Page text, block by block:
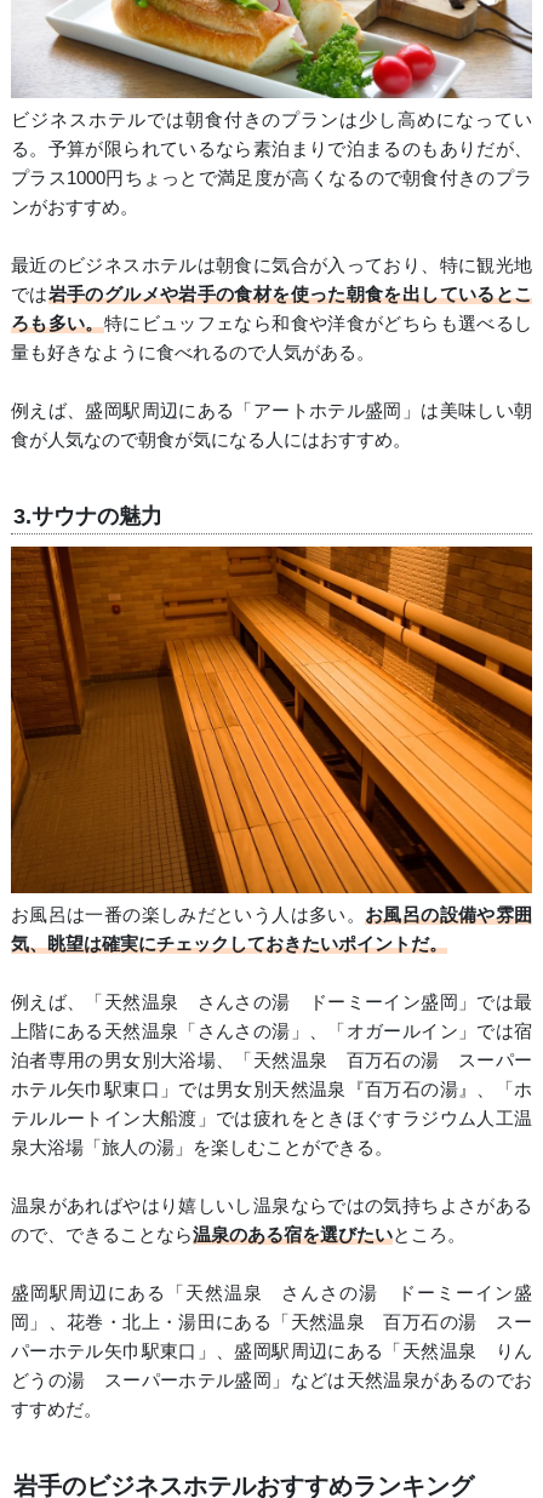
ビジネスホテルでは朝食付きのプランは少し高めになってい
る。予算が限られているなら素泊まりで泊まるのもありだが、
プラス1000円ちょっとで満足度が高くなるので朝食付きのプラ
ンがおすすめ。
最近のビジネスホテルは朝食に気合が入っており、特に観光地
では岩手のグルメや岩手の食材を使った朝食を出しているとこ
ろも多い。特にビュッフェなら和食や洋食がどちらも選べるし
量も好きなように食べれるので人気がある。
例えば、盛岡駅周辺にある「アートホテル盛岡」は美味しい朝
食が人気なので朝食が気になる人にはおすすめ。
3.サウナの魅力
お風呂は一番の楽しみだという人は多い。お風呂の設備や雰囲
気、眺望は確実にチェックしておきたいポイントだ。
例えば、「天然温泉 さんさの湯 ドーミーイン盛岡」では最
上階にある天然温泉「さんさの湯」、「オガールイン」では宿
泊者専用の男女別大浴場、「天然温泉 百万石の湯 スーパー
ホテル矢巾駅東口」では男女別天然温泉『百万石の湯』、「ホ
テルルートイン大船渡」では疲れをときほぐすラジウム人工温
泉大浴場「旅人の湯」を楽しむことができる。
温泉があればやはり嬉しいし温泉ならではの気持ちよさがある
ので、できることなら温泉のある宿を選びたいところ。
盛岡駅周辺にある「天然温泉 さんさの湯 ドーミーイン盛
岡」、花巻・北上・湯田にある「天然温泉 百万石の湯 スー
パーホテル矢巾駅東口」、盛岡駅周辺にある「天然温泉 りん
どうの湯 スーパーホテル盛岡」などは天然温泉があるのでお
すすめだ。
岩手のビジネスホテルおすすめランキング